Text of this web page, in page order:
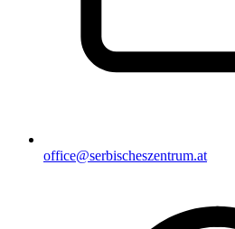
office@serbischeszentrum.at